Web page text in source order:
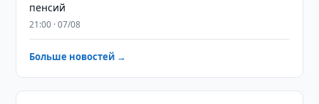
пенсий
21:00 · 07/08
Больше новостей →